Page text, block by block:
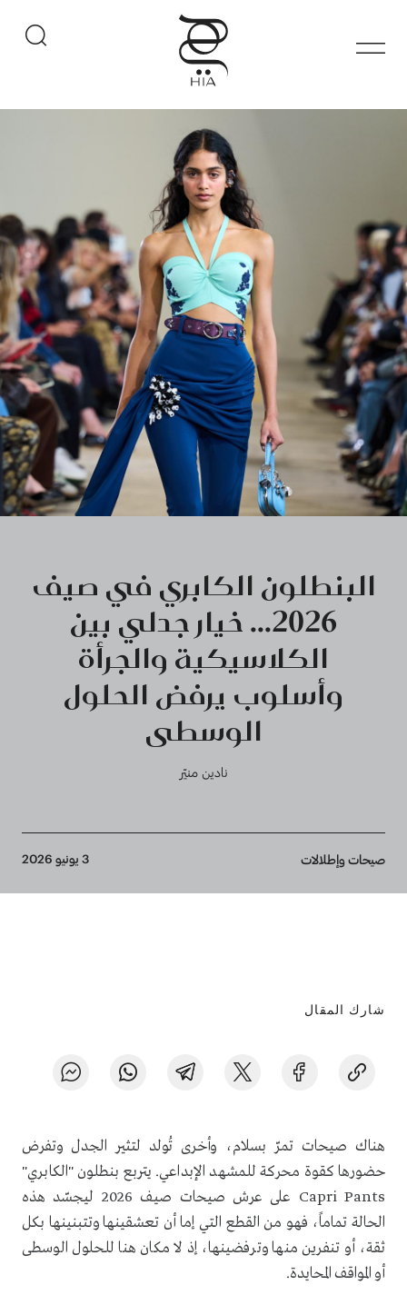
البنطلون الكابري في صيف
2026... خيار جدلي بين
الكلاسيكية والجرأة
وأسلوب يرفض الحلول
‏الوسطى
نادين منيّر
Breadcrumb
صيحات وإطلالات 3 يونيو 2026
شارك المقال
هناك صيحات تمرّ بسلام، وأخرى تُولد لتثير الجدل وتفرض
حضورها كقوة محركة للمشهد الإبداعي. يتربع بنطلون "الكابري"
Capri Pants على عرش صيحات صيف 2026 ليجسّد هذه
الحالة تماماً، فهو من القطع التي إما أن تعشقينها وتتبنينها بكل
ثقة، أو تنفرين منها وترفضينها، إذ لا مكان هنا للحلول الوسطى
أو المواقف المحايدة.